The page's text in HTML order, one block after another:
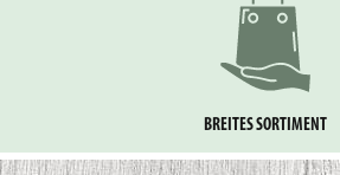
BREITES SORTIMENT